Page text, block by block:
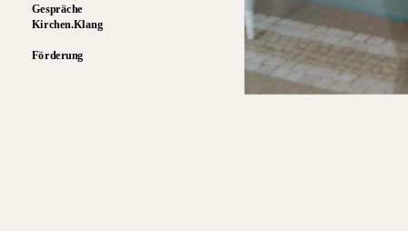
Gespräche
Kirchen.Klang
Förderung